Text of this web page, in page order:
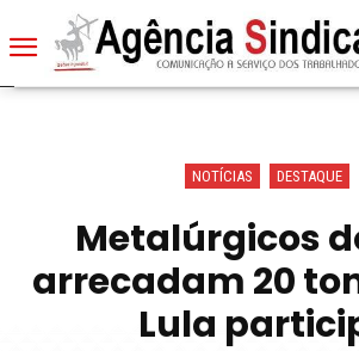
NOTÍCIAS DESTAQUE
Metalúrgicos
arrecadam 20
Lula